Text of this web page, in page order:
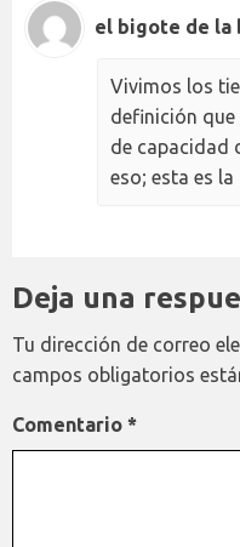
el bigote de la
Vivimos los
definición que
de capacidad
eso; esta es
Deja una
Tu dirección de correo
campos obligatorios
Comentario *